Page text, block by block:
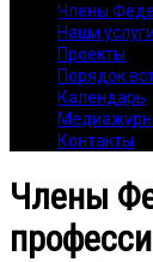
Члены
Наши услуги
Проекты
Порядок
Календарь
Контакты
Члены